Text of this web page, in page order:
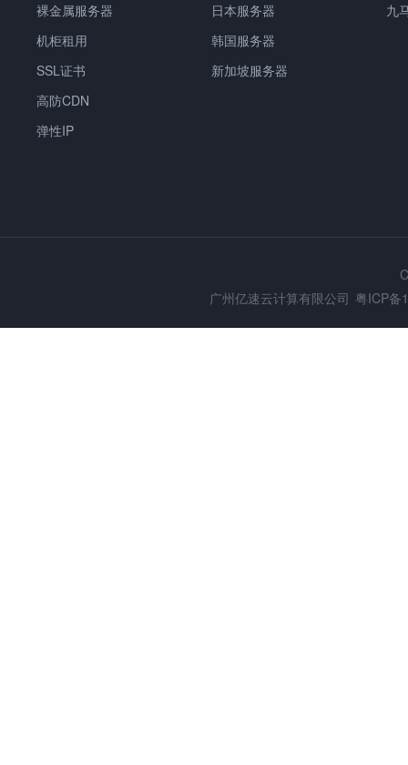
裸金属服务器
机柜租用
SSL证书
高防CDN
弹性IP
日本服务器
韩国服务器
新加坡服务器
九
广州亿速云计算有限公司 粤ICP备